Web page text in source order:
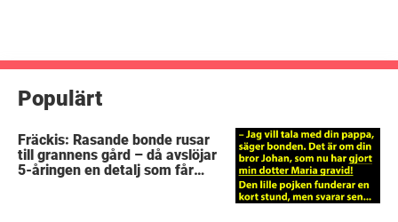
Populärt
Fräckis: Rasande bonde rusar
till grannens gård – då avslöjar
5-åringen en detalj som får